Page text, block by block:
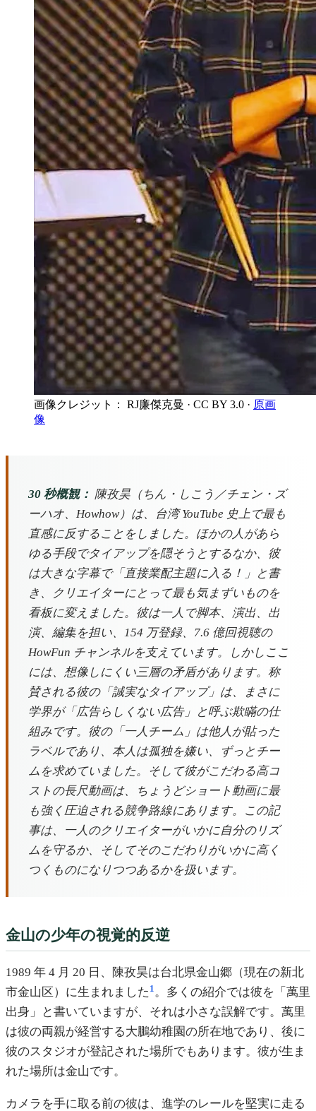
画像クレジット： RJ廉傑克曼 · CC BY 3.0 · 原画
像
30 秒概観： 陳孜昊（ちん・しこう／チェン・ズ
ーハオ、Howhow）は、台湾 YouTube 史上で最も
直感に反することをしました。ほかの人があら
ゆる手段でタイアップを隠そうとするなか、彼
は大きな字幕で「直接業配主題に入る！」と書
き、クリエイターにとって最も気まずいものを
看板に変えました。彼は一人で脚本、演出、出
演、編集を担い、154 万登録、7.6 億回視聴の
HowFun チャンネルを支えています。しかしここ
には、想像しにくい三層の矛盾があります。称
賛される彼の「誠実なタイアップ」は、まさに
学界が「広告らしくない広告」と呼ぶ欺瞞の仕
組みです。彼の「一人チーム」は他人が貼った
ラベルであり、本人は孤独を嫌い、ずっとチー
ムを求めていました。そして彼がこだわる高コ
ストの長尺動画は、ちょうどショート動画に最
も強く圧迫される競争路線にあります。この記
事は、一人のクリエイターがいかに自分のリズ
ムを守るか、そしてそのこだわりがいかに高く
つくものになりつつあるかを扱います。
金山の少年の視覚的反逆
1989 年 4 月 20 日、陳孜昊は台北県金山郷（現在の新北
市金山区）に生まれました 1 。多くの紹介では彼を「萬里
出身」と書いていますが、それは小さな誤解です。萬里
は彼の両親が経営する大鵬幼稚園の所在地であり、後に
彼のスタジオが登記された場所でもあります。彼が生ま
れた場所は金山です。
カメラを手に取る前の彼は、進学のレールを堅実に走る